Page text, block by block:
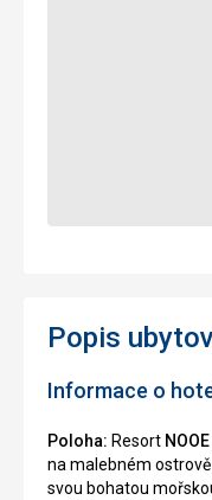
Poloha: Resort
na malebném
svou bohatou
Popis
Informace o